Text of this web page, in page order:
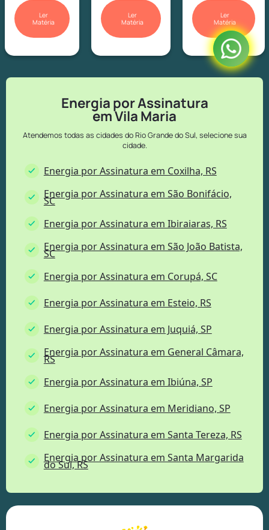
Ler
Matéria
Ler
Matéria
Ler
Matéria
Energia por Assinatura
em Vila Maria
Atendemos todas as cidades do Rio Grande do Sul, selecione sua
cidade.
Energia por Assinatura em Coxilha, RS
Energia por Assinatura em São Bonifácio,
SC
Energia por Assinatura em Ibiraiaras, RS
Energia por Assinatura em São João Batista,
SC
Energia por Assinatura em Corupá, SC
Energia por Assinatura em Esteio, RS
Energia por Assinatura em Juquiá, SP
Energia por Assinatura em General Câmara,
RS
Energia por Assinatura em Ibiúna, SP
Energia por Assinatura em Meridiano, SP
Energia por Assinatura em Santa Tereza, RS
Energia por Assinatura em Santa Margarida
do Sul, RS